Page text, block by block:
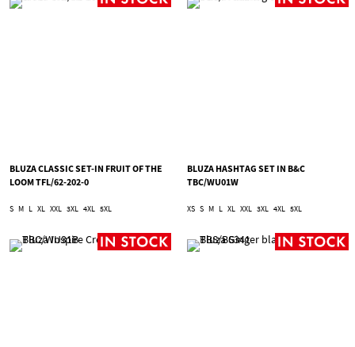
BLUZA CLASSIC SET-IN FRUIT OF THE
LOOM TFL/62-202-0
S M L XL XXL 3XL 4XL 5XL
BLUZA HASHTAG SET IN B&C
TBC/WU01W
XS S M L XL XXL 3XL 4XL 5XL